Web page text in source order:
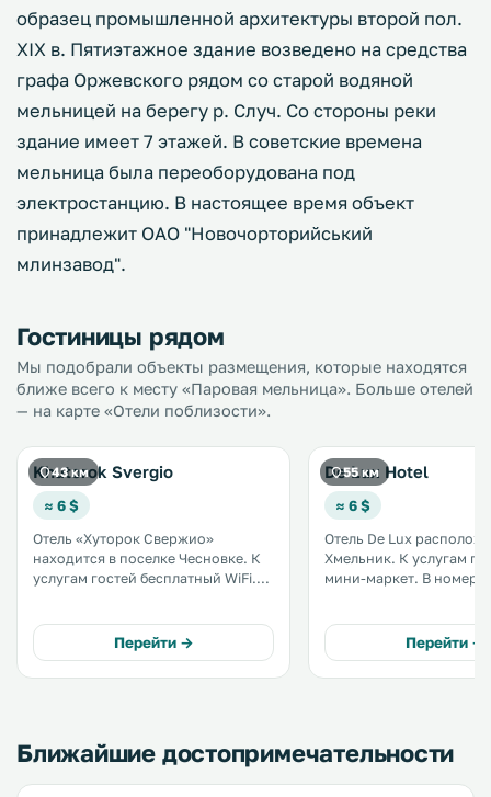
образец промышленной архитектуры второй пол.
XIX в. Пятиэтажное здание возведено на средства
графа Оржевского рядом со старой водяной
мельницей на берегу р. Случ. Со стороны реки
здание имеет 7 этажей. В советские времена
мельница была переоборудована под
электростанцию. В настоящее время объект
принадлежит ОАО "Новочорторийський
млинзавод".
Гостиницы рядом
Мы подобрали объекты размещения, которые находятся
ближе всего к месту «Паровая мельница». Больше отелей
— на карте «Отели поблизости».
43 км
Khutorok Svergio
≈ 6 $
Отель «Хуторок Свержио»
находится в поселке Чесновке. К
услугам гостей бесплатный WiFi.
телевизором с плоским экраном и
DVD-плеером, а также балконом. .
Перейти →
55 км
De Lux Hotel
≈ 6 $
Отель De Lux
Хмельник. К услугам гостей бар и
мини-маркет. В номерах
гостей телевизор с
каналами и
Перейти →
Ближайшие достопримечательности